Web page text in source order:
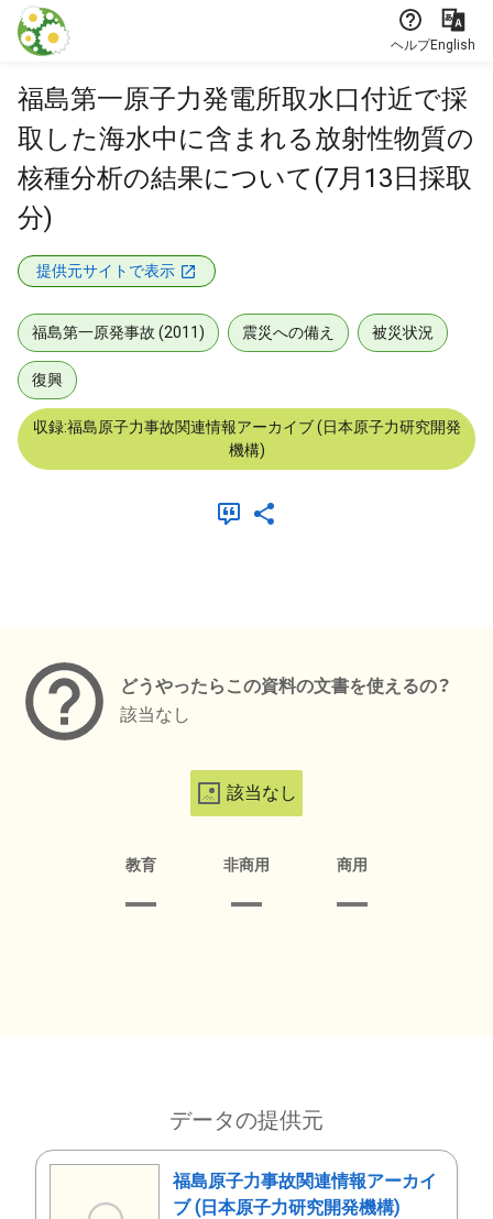
本文に飛ぶ
ヘルプEnglish
福島第一原子力発電所取水口付近で採
取した海水中に含まれる放射性物質の
核種分析の結果について(7月13日採取
分)
提供元サイトで表示
福島第一原発事故 (2011) 震災への備え 被災状況
復興
収録:福島原子力事故関連情報アーカイブ (日本原子力研究開発
機構)
どうやったらこの資料の文書を使えるの？
該当なし
該当なし
教育 非商用 商用
データの提供元
福島原子力事故関連情報アーカイ
ブ (日本原子力研究開発機構)